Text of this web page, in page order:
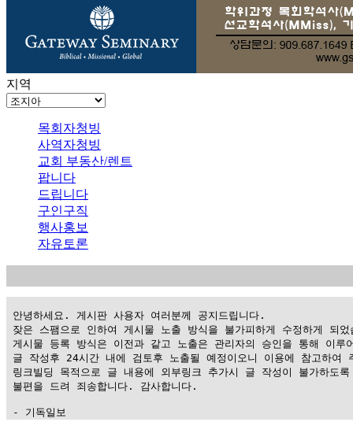
지역
목회자청빙
사역자청빙
교회 부동산/렌트
팝니다
드립니다
구인구직
행사홍보
자유토론
안녕하세요. 게시판 사용자 여러분께 공지드립니다.
잦은 스팸으로 인하여 게시물 노출 방식을 불가피하게 수정하게 되었
게시물 등록 방식은 이전과 같고 노출은 관리자의 승인을 통해 이루
글 작성후 24시간 내에 검토후 노출될 예정이오니 이용에 참고하여
링크빌딩 목적으로 글 내용에 외부링크 추가시 글 작성이 불가하도
불편을 드려 죄송합니다. 감사합니다.
- 기독일보